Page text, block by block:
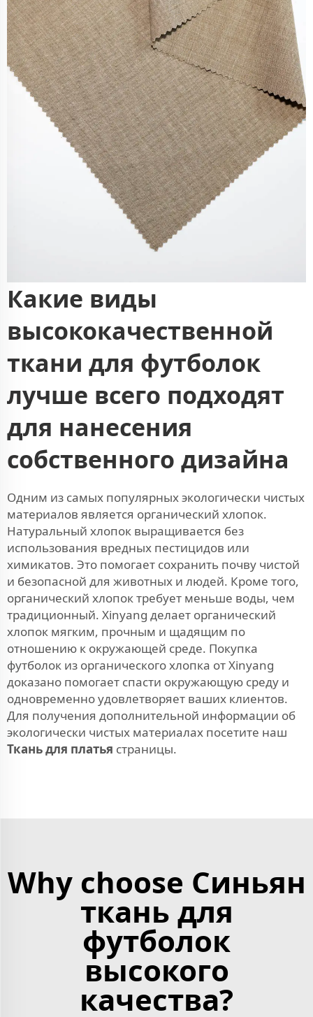
Какие виды
высококачественной
ткани для футболок
лучше всего подходят
для нанесения
собственного дизайна
Одним из самых популярных экологически чистых
материалов является органический хлопок.
Натуральный хлопок выращивается без
использования вредных пестицидов или
химикатов. Это помогает сохранить почву чистой
и безопасной для животных и людей. Кроме того,
органический хлопок требует меньше воды, чем
традиционный. Xinyang делает органический
хлопок мягким, прочным и щадящим по
отношению к окружающей среде. Покупка
футболок из органического хлопка от Xinyang
доказано помогает спасти окружающую среду и
одновременно удовлетворяет ваших клиентов.
Для получения дополнительной информации об
экологически чистых материалах посетите наш
Ткань для платья страницы.
Why choose Синьян
ткань для
футболок
высокого
качества?